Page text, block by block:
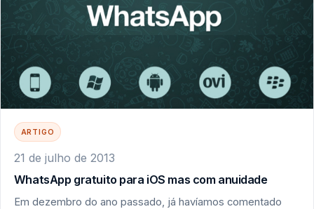
ARTIGO
21 de julho de 2013
WhatsApp gratuito para iOS mas com anuidade
Em dezembro do ano passado, já havíamos comentado